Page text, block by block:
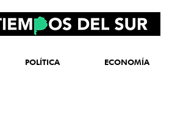
POLÍTICA ECONOMÍA